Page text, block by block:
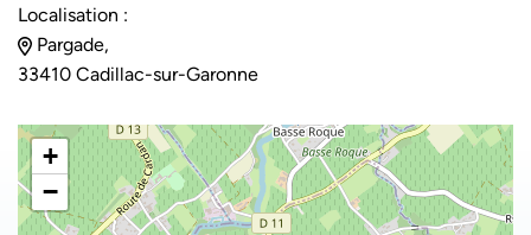
Localisation :
Pargade,
33410 Cadillac-sur-Garonne
+
−